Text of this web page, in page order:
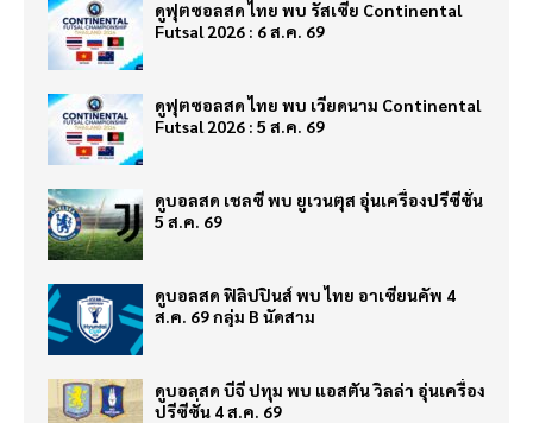
ดูฟุตซอลสด ไทย พบ รัสเซีย Continental
Futsal 2026 : 6 ส.ค. 69
ดูฟุตซอลสด ไทย พบ เวียดนาม Continental
Futsal 2026 : 5 ส.ค. 69
ดูบอลสด เชลซี พบ ยูเวนตุส อุ่นเครื่องปรีซีซั่น
5 ส.ค. 69
ดูบอลสด ฟิลิปปินส์ พบ ไทย อาเซียนคัพ 4
ส.ค. 69 กลุ่ม B นัดสาม
ดูบอลสด บีจี ปทุม พบ แอสตัน วิลล่า อุ่นเครื่อง
ปรีซีซั่น 4 ส.ค. 69